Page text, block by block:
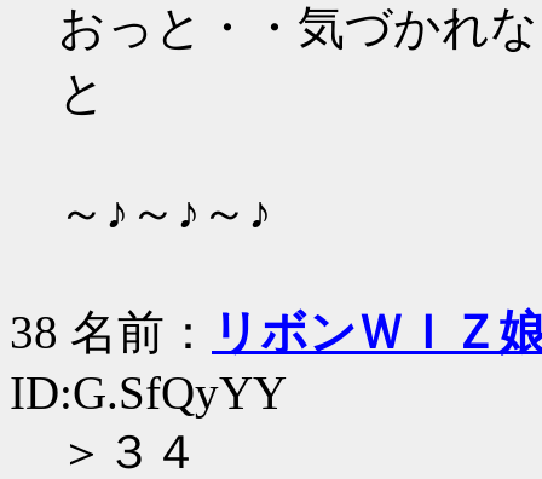
おっと・・気づかれ
と
～♪～♪～♪
38 名前：
リボンＷＩＺ
ID:G.SfQyYY
＞３４